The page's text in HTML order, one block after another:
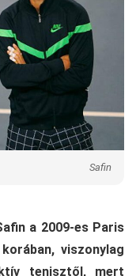
Safin
a 2009-es Paris
viszonylag
tenisztől, mert